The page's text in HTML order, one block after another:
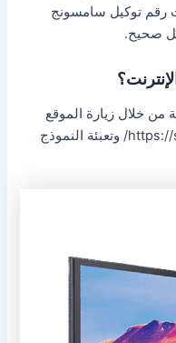
رقم توكيل سامسونج
صحيح.
من خلال زيارة الموقع
الرسمي https://samsung.egyptagent.com/ وتعبئة النموذج